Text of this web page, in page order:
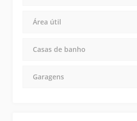
Área útil
Casas de banho
Garagens